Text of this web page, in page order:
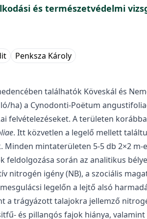
és természetvédelmi
Penksza Károly
találhatók Köveskál és
ha) a Cynodonti-Poëtum
felvételezéseket. A területen
. Itt közvetlen a legelő mellett
mintaterületen 5-5 db 2×2
feldolgozása során az analitikus
nitrogén igény (NB), a szociális
legelőn a lejtő alsó
a trágyázott talajokra jellemző
és pillangós fajok hiánya,